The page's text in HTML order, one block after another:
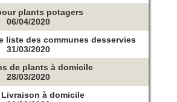
plants potagers
06/04/2020
liste des communes desservies
31/03/2020
de plants à domicile
28/03/2020
à domicile